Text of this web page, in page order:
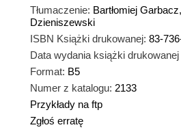
Tłumaczenie: Bartłomiej
Dzieniszewski
ISBN Książki drukowanej: 83-
Data wydania książki drukowanej
Format: B5
Numer z katalogu: 2133
Przykłady na ftp
Zgłoś erratę